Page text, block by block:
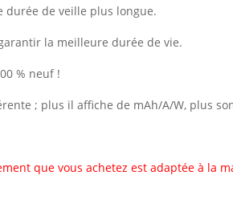
durée de veille plus longue.
la meilleure durée de vie.
% neuf !
; plus il affiche de mAh/A/W, plus
que vous achetez est adaptée à la